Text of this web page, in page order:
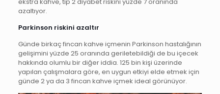
azaltıyor.
Parkinson riskini azaltır
Günde birkaç fincan kahve içmenin Parkinson hastalığının
gelişimini yüzde 25 oranında geriletebildiği de bu içecek
hakkında olumlu bir diğer iddia. 125 bin kişi üzerinde
yapılan çalışmalara göre, en uygun etkiyi elde etmek için
günde 2 ya da 3 fincan kahve içmek ideal görünüyor.